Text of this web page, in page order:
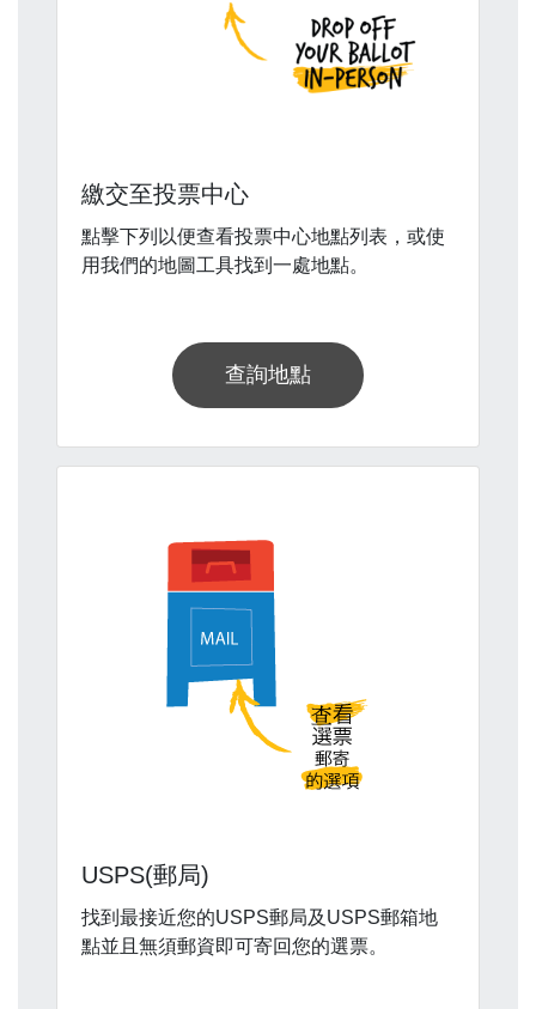
繳交至投票中心
點擊下列以便查看投票中心地點列表，或使
用我們的地圖工具找到一處地點。
查詢地點
USPS(郵局)
找到最接近您的USPS郵局及USPS郵箱地
點並且無須郵資即可寄回您的選票。